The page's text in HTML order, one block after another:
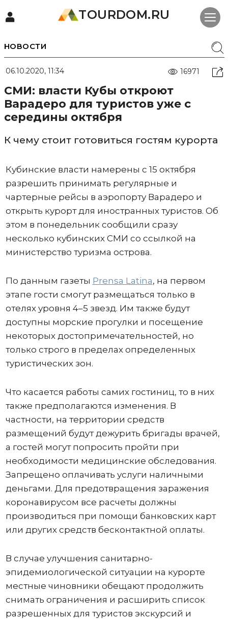
TOURDOM.RU
НОВОСТИ
06.10.2020, 11:34 16971
СМИ: власти Кубы откроют
Варадеро для туристов уже с
середины октября
К чему стоит готовиться гостям курорта
Кубинские власти намерены с 15 октября
разрешить принимать регулярные и
чартерные рейсы в аэропорту Варадеро и
открыть курорт для иностранных туристов. Об
этом в понедельник сообщили сразу
несколько кубинских СМИ со ссылкой на
министерство туризма острова.
По данным газеты Prensa Latina, на первом
этапе гости смогут размещаться только в
отелях уровня 4–5 звезд. Им также будут
доступны морские прогулки и посещение
некоторых достопримечательностей, но
только строго в пределах определенных
туристических зон.
Что касается работы самих гостиниц, то в них
также предполагаются изменения. В
частности, на территории средств
размещений будут дежурить бригады врачей,
а гостей могут попросить пройти при
необходимости медицинские обследования.
Запрещено оплачивать услуги наличными
деньгами. Для предотвращения заражения
коронавирусом все расчеты должны
производиться при помощи банковских карт
или других средств бесконтактной оплаты.
В случае улучшения санитарно-
эпидемиологической ситуации на курорте
местные чиновники обещают продолжить
снимать ограничения и расширить список
разрешенных для туристов экскурсий и